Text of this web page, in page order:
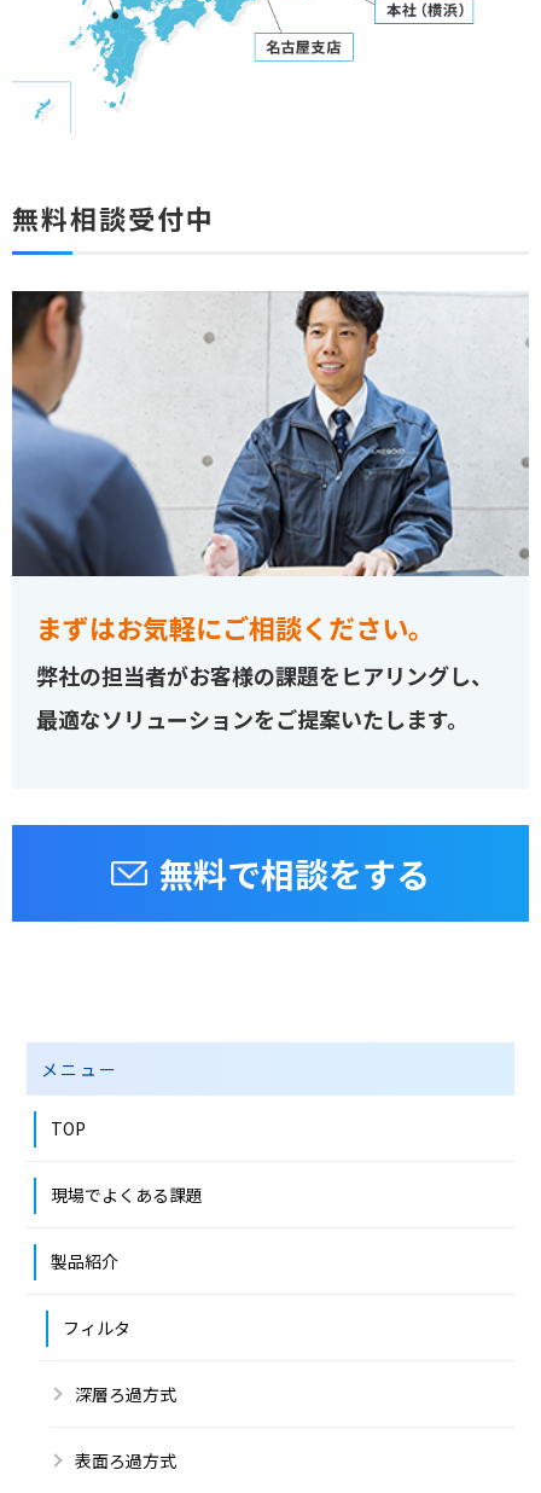
無料相談受付中
まずはお気軽にご相談ください。
弊社の担当者がお客様の課題をヒアリングし、
最適なソリューションをご提案いたします。
無料で相談をする
メニュー
TOP
現場でよくある課題
製品紹介
フィルタ
深層ろ過方式
表面ろ過方式